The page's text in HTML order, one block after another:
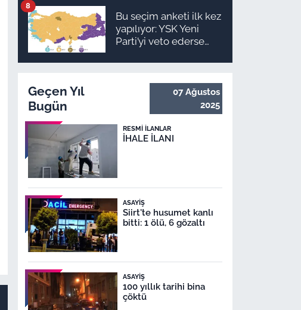
Bu seçim anketi ilk kez
yapılıyor: YSK Yeni
Parti’yi veto ederse
olur?
8
Geçen Yıl
Bugün
07 Ağustos
2025
RESMI İLANLAR
İHALE İLANI
ASAYIŞ
Siirt'te husumet kanlı
bitti: 1 ölü, 6 gözaltı
ASAYIŞ
100 yıllık tarihi bina
çöktü